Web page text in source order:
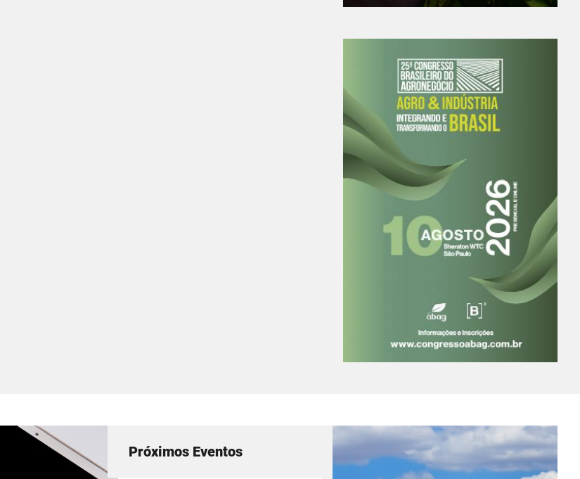
Próximos Eventos